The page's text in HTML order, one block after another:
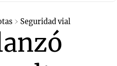
Seguridad vial